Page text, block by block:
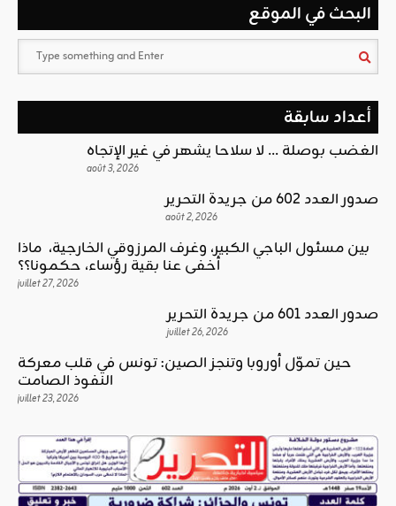
البحث في الموقع
أعداد سابقة
الغضب بوصلة … لا سلاحا يشهر في غير الإتجاه
août 3, 2026
صدور العدد 602 من جريدة التحرير
août 2, 2026
بين مسئول الباجي الكبير، وغرف المرزوقي الخارجية، ماذا
أخفى عنا بقية رؤساء، حكمونا؟؟
juillet 27, 2026
صدور العدد 601 من جريدة التحرير
juillet 26, 2026
حين تموّل أوروبا وتنجز الصين: تونس في قلب معركة
النفوذ الصامت
juillet 23, 2026